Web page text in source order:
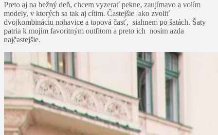
Preto aj na bežný deň, chcem vyzerať pekne, zaujímavo a volím
modely, v ktorých sa tak aj cítim. Častejšie ako zvoliť
dvojkombináciu nohavice a topová časť, siahnem po šatách. Šaty
patria k mojim favoritným outfitom a preto ich nosím azda
najčastejšie.